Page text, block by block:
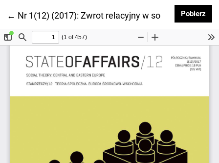
← Wróć do szczegółów artykułu
Nr 1(12) (2017): Zwrot relacyjny w socjologiiPobierz